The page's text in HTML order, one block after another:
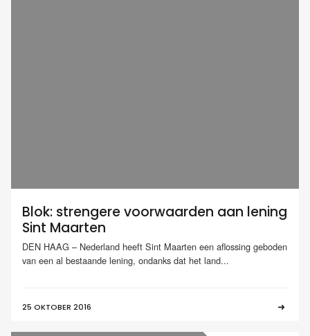
Blok: strengere voorwaarden aan lening
Sint Maarten
DEN HAAG – Nederland heeft Sint Maarten een aflossing geboden
van een al bestaande lening, ondanks dat het land...
25 OKTOBER 2016